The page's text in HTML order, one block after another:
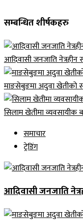
सम्बन्धित शीर्षकहरु
आदिवासी जनजाति नेत्रहीन
माङसेबुङमा अदुवा खेतीको
सिलाम खेतीमा व्यवसायीक
समाचार
ट्रेडिंग
आदिवासी जनजाति